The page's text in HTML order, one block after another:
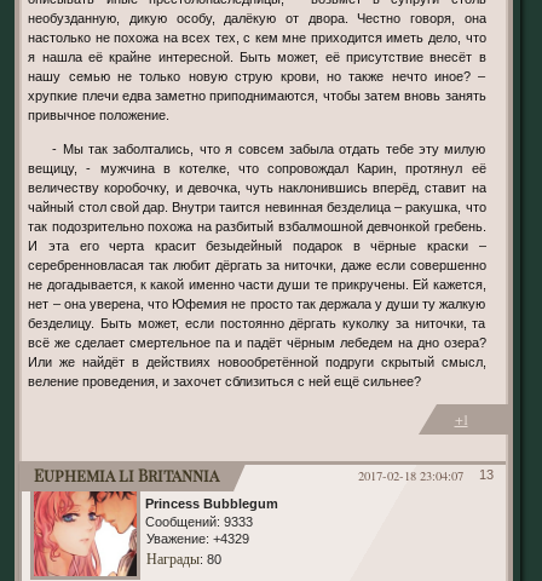
необузданную, дикую особу, далёкую от двора. Честно говоря, она
настолько не похожа на всех тех, с кем мне приходится иметь дело, что
я нашла её крайне интересной. Быть может, её присутствие внесёт в
нашу семью не только новую струю крови, но также нечто иное? –
хрупкие плечи едва заметно приподнимаются, чтобы затем вновь занять
привычное положение.
- Мы так заболтались, что я совсем забыла отдать тебе эту милую
вещицу, - мужчина в котелке, что сопровождал Карин, протянул её
величеству коробочку, и девочка, чуть наклонившись вперёд, ставит на
чайный стол свой дар. Внутри таится невинная безделица – ракушка, что
так подозрительно похожа на разбитый взбалмошной девчонкой гребень.
И эта его черта красит безыдейный подарок в чёрные краски –
серебренновласая так любит дёргать за ниточки, даже если совершенно
не догадывается, к какой именно части души те прикручены. Ей кажется,
нет – она уверена, что Юфемия не просто так держала у души ту жалкую
безделицу. Быть может, если постоянно дёргать куколку за ниточки, та
всё же сделает смертельное па и падёт чёрным лебедем на дно озера?
Или же найдёт в действиях новообретённой подруги скрытый смысл,
веление проведения, и захочет сблизиться с ней ещё сильнее?
+1
13
2017-02-18 23:04:07
Euphemia li Britannia
Princess Bubblegum
Сообщений: 9333
Уважение: +4329
Награды: 80